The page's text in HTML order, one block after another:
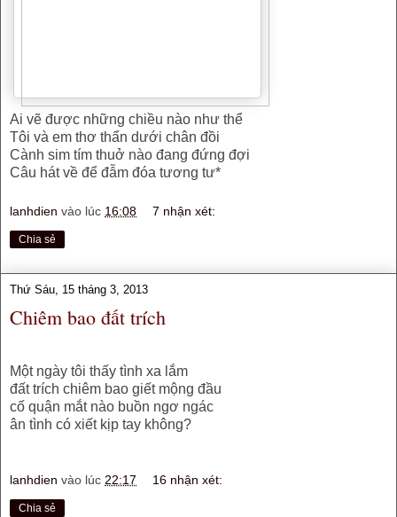
Ai vẽ được những chiều nào như thể
Tôi và em thơ thẩn dưới chân đồi
Cành sim tím thuở nào đang đứng đợi
Câu hát về để đẫm đóa tương tư*
lanhdien vào lúc 16:08 7 nhận xét:
Chia sẻ
Thứ Sáu, 15 tháng 3, 2013
Chiêm bao đất trích
Một ngày tôi thấy tình xa lắm
đất trích chiêm bao giết mộng đầu
cố quận mắt nào buồn ngơ ngác
ân tình có xiết kịp tay không?
lanhdien vào lúc 22:17 16 nhận xét:
Chia sẻ